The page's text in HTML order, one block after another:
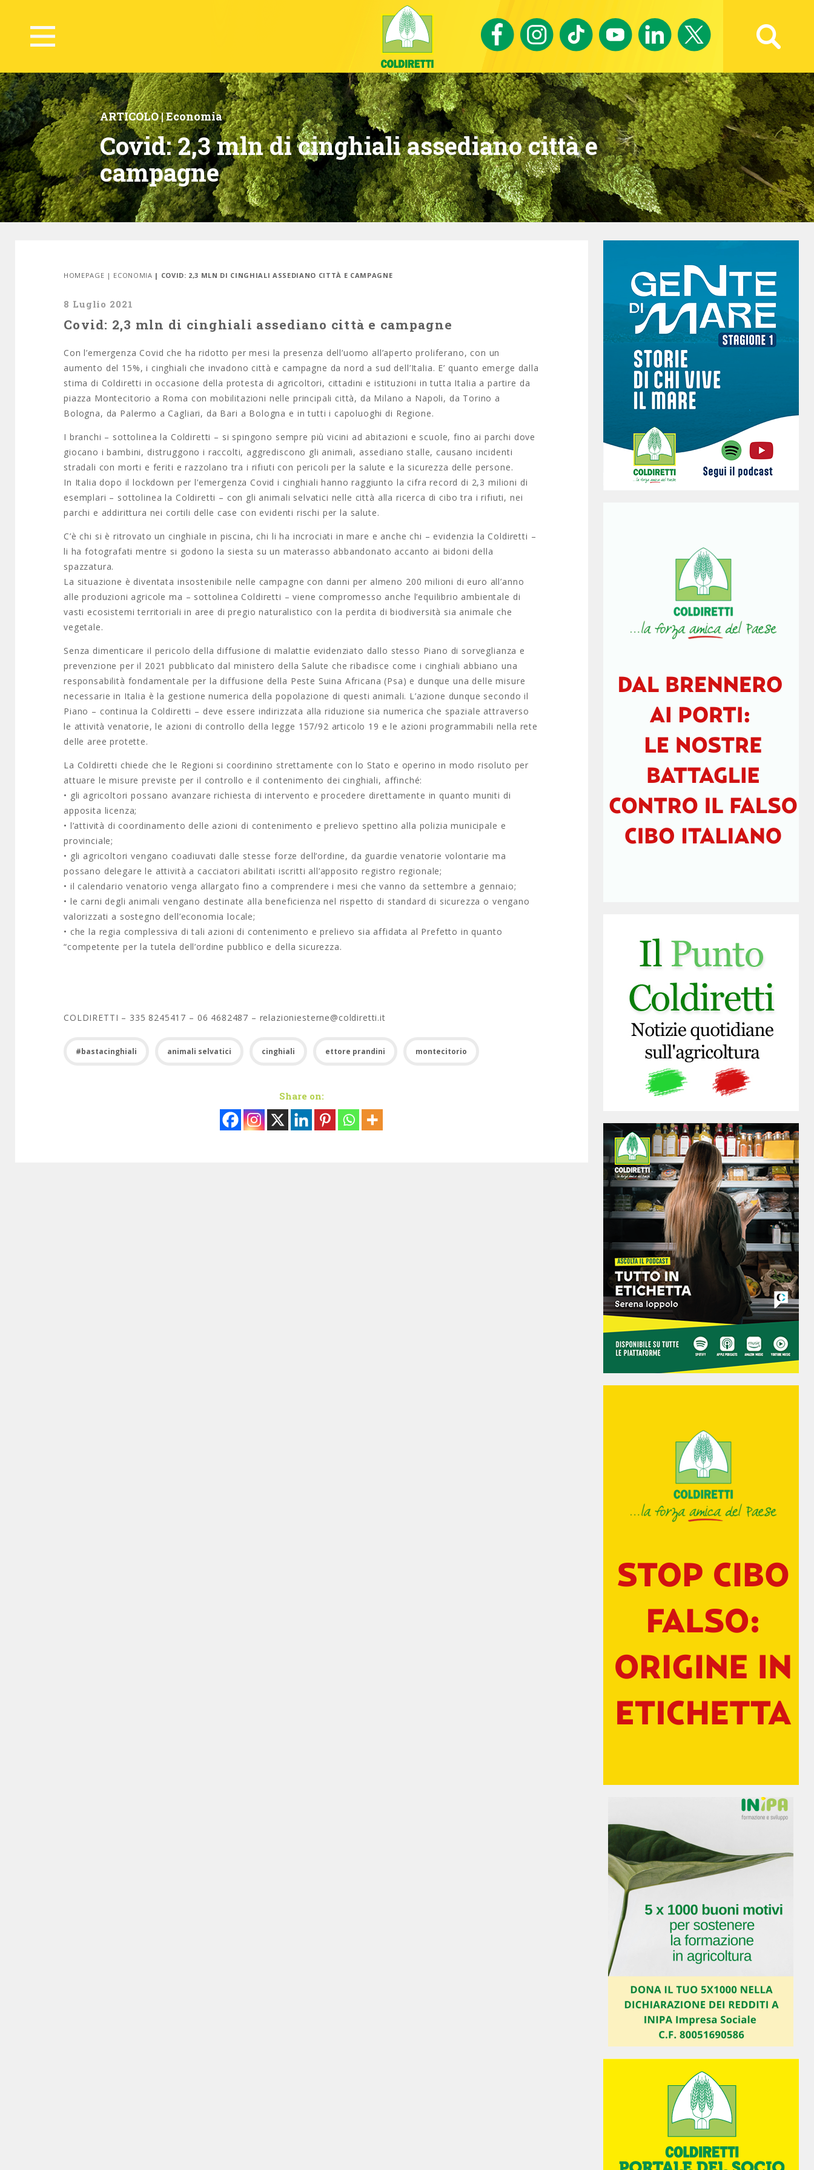
Ricerca avanzata
ARTICOLO |Economia
Covid: 2,3 mln di cinghiali assediano città e
campagne
HOMEPAGE | ECONOMIA | COVID: 2,3 MLN DI CINGHIALI ASSEDIANO CITTÀ E CAMPAGNE
8 Luglio 2021
Covid: 2,3 mln di cinghiali assediano città e campagne
Con l’emergenza Covid che ha ridotto per mesi la presenza dell’uomo all’aperto proliferano, con un
aumento del 15%, i cinghiali che invadono città e campagne da nord a sud dell’Italia. E’ quanto emerge dalla
stima di Coldiretti in occasione della protesta di agricoltori, cittadini e istituzioni in tutta Italia a partire da
piazza Montecitorio a Roma con mobilitazioni nelle principali città, da Milano a Napoli, da Torino a
Bologna, da Palermo a Cagliari, da Bari a Bologna e in tutti i capoluoghi di Regione.
I branchi – sottolinea la Coldiretti – si spingono sempre più vicini ad abitazioni e scuole, fino ai parchi dove
giocano i bambini, distruggono i raccolti, aggrediscono gli animali, assediano stalle, causano incidenti
stradali con morti e feriti e razzolano tra i rifiuti con pericoli per la salute e la sicurezza delle persone.
In Italia dopo il lockdown per l’emergenza Covid i cinghiali hanno raggiunto la cifra record di 2,3 milioni di
esemplari – sottolinea la Coldiretti – con gli animali selvatici nelle città alla ricerca di cibo tra i rifiuti, nei
parchi e addirittura nei cortili delle case con evidenti rischi per la salute.
C’è chi si è ritrovato un cinghiale in piscina, chi li ha incrociati in mare e anche chi – evidenzia la Coldiretti –
li ha fotografati mentre si godono la siesta su un materasso abbandonato accanto ai bidoni della
spazzatura.
La situazione è diventata insostenibile nelle campagne con danni per almeno 200 milioni di euro all’anno
alle produzioni agricole ma – sottolinea Coldiretti – viene compromesso anche l’equilibrio ambientale di
vasti ecosistemi territoriali in aree di pregio naturalistico con la perdita di biodiversità sia animale che
vegetale.
Senza dimenticare il pericolo della diffusione di malattie evidenziato dallo stesso Piano di sorveglianza e
prevenzione per il 2021 pubblicato dal ministero della Salute che ribadisce come i cinghiali abbiano una
responsabilità fondamentale per la diffusione della Peste Suina Africana (Psa) e dunque una delle misure
necessarie in Italia è la gestione numerica della popolazione di questi animali. L’azione dunque secondo il
Piano – continua la Coldiretti – deve essere indirizzata alla riduzione sia numerica che spaziale attraverso
le attività venatorie, le azioni di controllo della legge 157/92 articolo 19 e le azioni programmabili nella rete
delle aree protette.
La Coldiretti chiede che le Regioni si coordinino strettamente con lo Stato e operino in modo risoluto per
attuare le misure previste per il controllo e il contenimento dei cinghiali, affinché:
• gli agricoltori possano avanzare richiesta di intervento e procedere direttamente in quanto muniti di
apposita licenza;
• l’attività di coordinamento delle azioni di contenimento e prelievo spettino alla polizia municipale e
provinciale;
• gli agricoltori vengano coadiuvati dalle stesse forze dell’ordine, da guardie venatorie volontarie ma
possano delegare le attività a cacciatori abilitati iscritti all’apposito registro regionale;
• il calendario venatorio venga allargato fino a comprendere i mesi che vanno da settembre a gennaio;
• le carni degli animali vengano destinate alla beneficienza nel rispetto di standard di sicurezza o vengano
valorizzati a sostegno dell’economia locale;
• che la regia complessiva di tali azioni di contenimento e prelievo sia affidata al Prefetto in quanto
“competente per la tutela dell’ordine pubblico e della sicurezza.
COLDIRETTI – 335 8245417 – 06 4682487 – relazioniesterne@coldiretti.it
#bastacinghiali animali selvatici cinghiali ettore prandini montecitorio
Share on: